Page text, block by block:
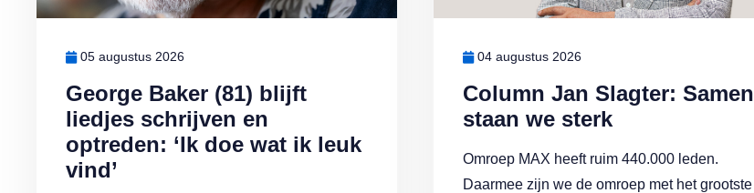
George Baker (81) blijft
liedjes schrijven en
optreden: ‘Ik doe wat ik leuk
vind’
05 augustus 2026
Column Jan Slagter: Samen
staan we sterk
04 augustus 2026
Omroep MAX heeft ruim 440.000 leden.
Daarmee zijn we de omroep met het grootste